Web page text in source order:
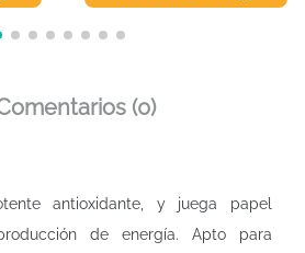
(0)
antioxidante, y juega papel
de energía. Apto para